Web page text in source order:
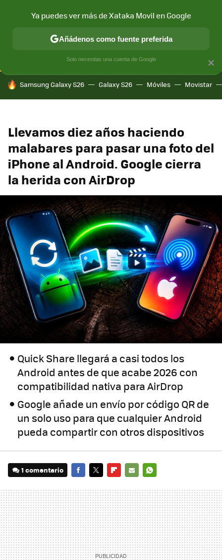
CONECTIVIDAD MÓVIL Y SOCIEDAD APLICACIONES
HOY SE HABLA DE
Samsung Galaxy S26 Galaxy S26 Móviles Movistar
Llevamos diez años haciendo
malabares para pasar una foto del
iPhone al Android. Google cierra
la herida con AirDrop
Quick Share llegará a casi todos los
Android antes de que acabe 2026 con
compatibilidad nativa para AirDrop
Google añade un envío por código QR de
un solo uso para que cualquier Android
pueda compartir con otros dispositivos
1 comentario
MAIL
×
Ya puedes ver más de Xataka Movil en Google
Añádenos como fuente preferida
Solo necesitas una cuenta de Google